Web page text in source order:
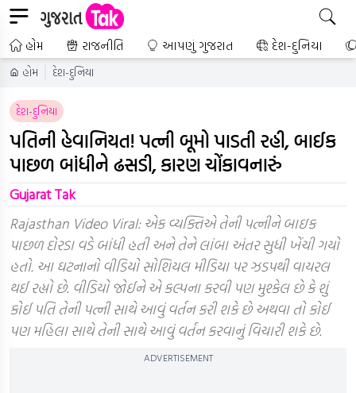
હોમ રાજનીતિ આપણું ગુજરાત દેશ-દુનિયા
હોમ દેશ-દુનિયા
દેશ-દુનિયા
પતિની હેવાનિયત! પત્ની બૂમો પાડતી રહી, બાઈક
પાછળ બાંધીને ઢસડી, કારણ ચોંકાવનારું
Gujarat Tak
Rajasthan Video Viral: એક વ્યક્તિએ તેની પત્નીને બાઇક
પાછળ દોરડા વડે બાંધી હતી અને તેને લાંબા અંતર સુધી ખેંચી ગયો
હતો. આ ઘટનાનો વીડિયો સોશિયલ મીડિયા પર ઝડપથી વાયરલ
થઈ રહ્યો છે. વીડિયો જોઈને એ કલ્પના કરવી પણ મુશ્કેલ છે કે શું
કોઈ પતિ તેની પત્ની સાથે આવું વર્તન કરી શકે છે અથવા તો કોઈ
પણ મહિલા સાથે તેની સાથે આવું વર્તન કરવાનું વિચારી શકે છે.
ADVERTISEMENT